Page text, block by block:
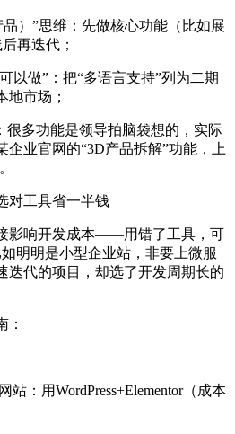
）”思维：先做核心功能（比如展
再迭代；
以做”：把“多语言支持”列为二期
地市场；
很多功能是领导拍脑袋想的，实际
企业官网的“3D产品拆解”功能，上
对工具省一半钱
影响开发成本——用错了工具，可
明明是小型企业站，非要上微服
迭代的项目，却选了开发周期长的
：
站：用WordPress+Elementor（成本